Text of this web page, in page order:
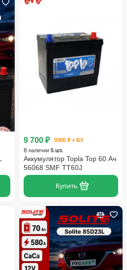
9 700 ₽
9300 ₽ + БУ
В наличии 5 шт.
Аккумулятор Topla Top 60 Ач
56068 SMF TT60J
Купить